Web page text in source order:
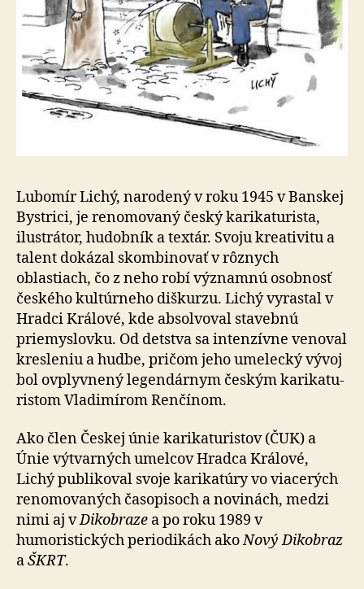
Lubomír Lichý, narodený v roku 1945 v Banskej
Bystrici, je renomovaný český karikaturista,
ilustrátor, hudobník a textár. Svoju kreativitu a
talent dokázal skombinovať v rôznych
oblastiach, čo z neho robí významnú osobnosť
českého kultúrneho diškurzu. Lichý vyrastal v
Hradci Králové, kde absolvoval stavebnú
priemyslovku. Od det­stva sa intenzívne venoval
kresleniu a hudbe, pričom jeho umelecký vývoj
bol ovplyvnený legendárnym českým ka­ri­ka­tu­
ris­tom Vladimírom Renčínom.
Ako člen Českej únie karikaturistov (ČUK) a
Únie výt­var­ných umelcov Hradca Králové,
Lichý publikoval svoje karikatúry vo viacerých
renomovaných časopisoch a novinách, medzi
nimi aj vDikobraze a po roku 1989 v
humoristických periodikách akoNový Dikobraz
aŠKRT.